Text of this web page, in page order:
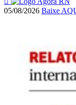
05/08/2026 Baixe